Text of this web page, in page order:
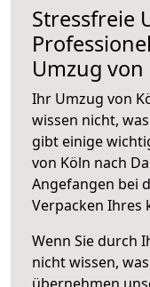
Stressfreie
Umzug
Ihr Umzug von
wissen nicht,
gibt einige
von Köln nach
Angefangen bei
Verpacken Ihres
Wenn Sie durch
nicht wissen,